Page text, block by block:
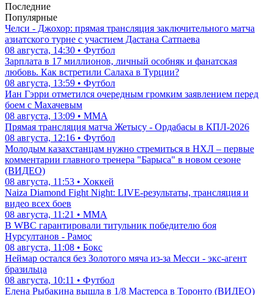
Последние
Популярные
Челси - Джохор: прямая трансляция заключительного матча
азиатского турне с участием Дастана Сатпаева
08 августа, 14:30 • Футбол
Зарплата в 17 миллионов, личный особняк и фанатская
любовь. Как встретили Салаха в Турции?
08 августа, 13:59 • Футбол
Иан Гэрри отметился очередным громким заявлением перед
боем с Махачевым
08 августа, 13:09 • ММА
Прямая трансляция матча Жетысу - Ордабасы в КПЛ-2026
08 августа, 12:16 • Футбол
Молодым казахстанцам нужно стремиться в НХЛ – первые
комментарии главного тренера "Барыса" в новом сезоне
(ВИДЕО)
08 августа, 11:53 • Хоккей
Naiza Diamond Fight Night: LIVE-результаты, трансляция и
видео всех боев
08 августа, 11:21 • ММА
В WBC гарантировали титульник победителю боя
Нурсултанов - Рамос
08 августа, 11:08 • Бокс
Неймар остался без Золотого мяча из-за Месси - экс-агент
бразильца
08 августа, 10:11 • Футбол
Елена Рыбакина вышла в 1/8 Мастерса в Торонто (ВИДЕО)